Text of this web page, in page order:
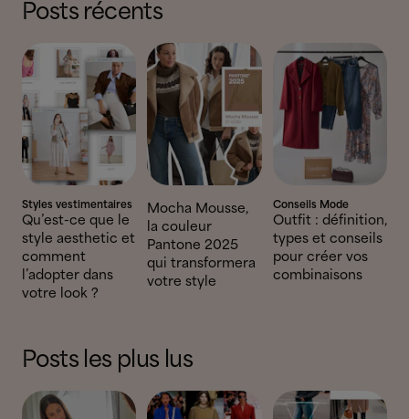
Posts récents
Styles vestimentaires
Qu’est-ce que le
style aesthetic et
comment
l’adopter dans
votre look ?
Mocha Mousse,
la couleur
Pantone 2025
qui transformera
votre style
Conseils Mode
Outfit : définition,
types et conseils
pour créer vos
combinaisons
Posts les plus lus